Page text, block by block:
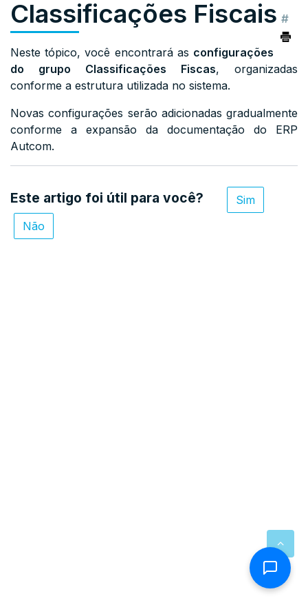
Classificações Fiscais #
Neste tópico, você encontrará as configurações
do grupo Classificações Fiscas, organizadas
conforme a estrutura utilizada no sistema.
Novas configurações serão adicionadas gradualmente
conforme a expansão da documentação do ERP
Autcom.
Este artigo foi útil para você?
Sim
Não